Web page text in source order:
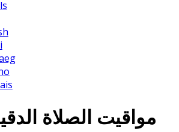
مواقيت الصلاة